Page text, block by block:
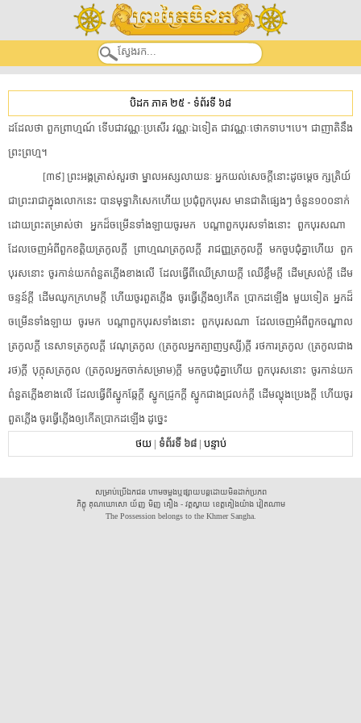
បិដក ភាគ ២៥ - ទំព័រទី ៦៨
​ដដែល​ថា​ ​ពួក​ព្រាហ្មណ៍​ ​ទើប​ជា​វណ្ណៈ​ប្រសើរ​ ​វណ្ណៈ​ឯទៀត​ ​ជា​វណ្ណៈ​ថោកទាប​។​បេ​។​ ​ជា​ញាតិ​នឹង​
ព្រះព្រហ្ម​។​
[​៣៩​]​ ​ព្រះអង្គ​ត្រាស់​សួរ​ថា​ ​ម្នាល​អស្ស​លាយ​នៈ​ ​អ្នក​យល់​សេចក្តី​នោះ​ដូចម្តេច​ ​ក្សត្រិយ៍​ ​
ជា​ព្រះរាជា​ក្នុង​លោក​នេះ​ ​បាន​មុទ្ធាភិសេក​ហើយ​ ​ប្រជុំ​ពួក​បុរស​ ​មាន​ជា​តិ​ផ្សេង​ៗ​ ​ចំនួន១០០នាក់​ ​
ដោយ​ព្រះតម្រាស់​ថា​ ​អ្នក​ដ៏​ចម្រើន​ទាំងឡាយ​ចូរ​មក​ ​បណ្តា​ពួក​បុរស​ទាំងនោះ​ ​ពួក​បុរស​ណា​ ​
ដែល​ចេញ​អំពី​ពួក​ខត្តិយ​ត្រកូល​ក្តី​ ​ព្រាហ្មណ​ត្រកូល​ក្តី​ ​រាជញ្ញត្រកូល​ក្តី​ ​មក​ចួប​ជុំគ្នា​ហើយ​ ​ពួក​
បុរស​នោះ​ ​ចូរ​កាន់​យក​ពំនួតភ្លើង​ខាងលើ​ ​ដែល​ធ្វើពីឈើ​ស្រាយ​ក្តី​ ​ឈើខ្លឹម​ក្តី​ ​ដើម​ស្រល់​ក្តី​ ​ដើម​
ចន្ទន៍​ក្តី​ ​ដើម​ឈូកក្រហម​ក្តី​ ​ហើយ​ចូរ​ពួតភ្លើង​ ​ចូរ​ធ្វើ​ភ្លើង​ឲ្យ​កើត​ ​ប្រាកដ​ឡើង​ ​មួយទៀត​ ​អ្នក​ដ៏​
ចម្រើន​ទាំងឡាយ​ ​ចូរ​មក​ ​បណ្តា​ពួក​បុរស​ទាំងនោះ​ ​ពួក​បុរស​ណា​ ​ដែល​ចេញ​អំពី​ពួក​ចណ្ឌាល​
ត្រកូល​ក្តី​ ​នេសាទ​ត្រកូល​ក្តី​ ​វេណុ​ត្រកូល​ ​(​ត្រកូល​អ្នក​ត្បាញ​ឫស្សី​)​ក្តី​ ​រថការ​ត្រកូល​ ​(​ត្រកូល​ជាង​
រថ​)​ក្តី​ ​បុ​ក្កុ​សត្រ​កូល​ ​(​ត្រកូល​អ្នក​ចាក់សម្រាម​)​ក្តី​ ​មក​ចួប​ជុំគ្នា​ហើយ​ ​ពួក​បុរស​នោះ​ ​ចូរ​កាន់​យក​
ពំនួតភ្លើង​ខាងលើ​ ​ដែល​ធ្វើ​ពី​ស្នូក​ឆ្កែ​ក្តី​ ​ស្នូកជ្រូក​ក្តី​ ​ស្នូក​ជាង​ជ្រលក់​ក្តី​ ​ដើមល្ហុង​ប្រេង​ក្តី​ ​ហើយ​ចូរ​
ពួតភ្លើង​ ​ចូរ​ធ្វើ​ភ្លើង​ឲ្យ​កើត​ប្រាកដ​ឡើង​ ​ដូច្នេះ​ ​
ថយ| ទំព័រទី ៦៨| បន្ទាប់
សម្រាប់ប្រើឯកជន ហាមចម្លងឬផ្សាយបន្តដោយមិនដាក់ប្រភព
ភិក្ខុ គុណឃោសោ យ័ញ មិញ គឿង - វត្តស្វាយ ខេត្តគៀងយ៉ាង វៀតណាម
The Possession belongs to the Khmer Sangha.